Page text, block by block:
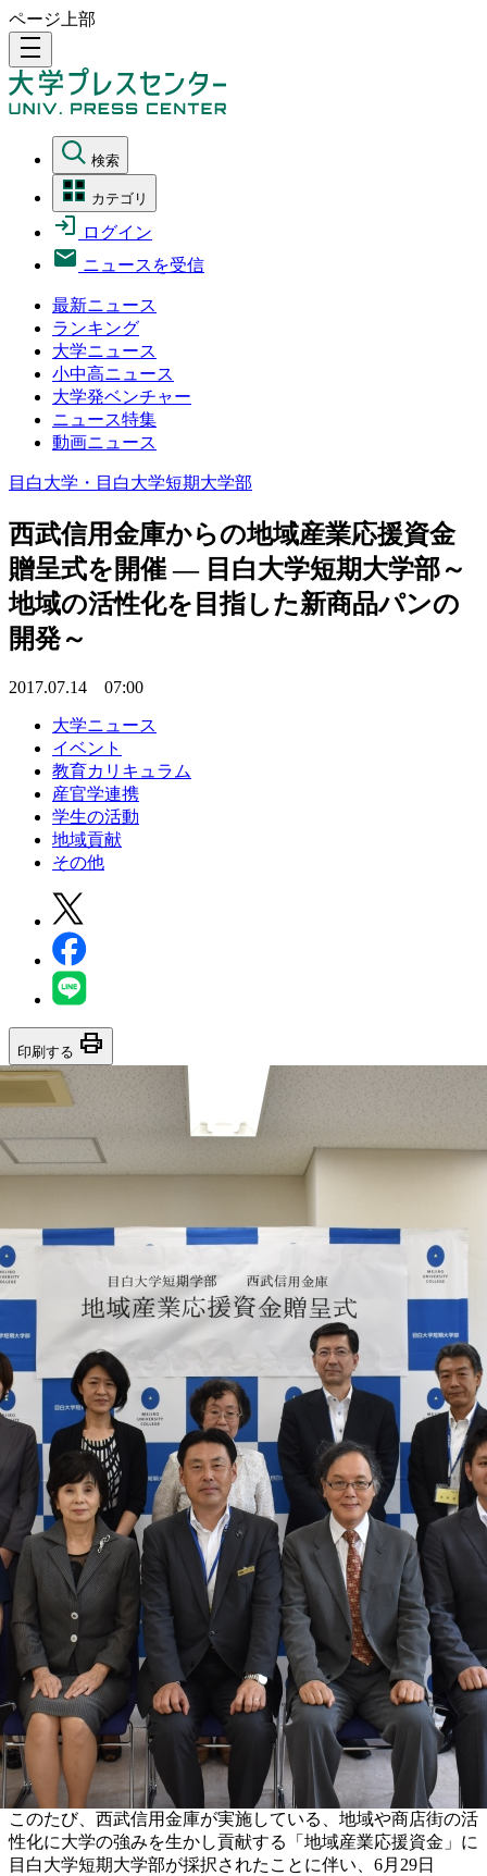
ページ上部
density_medium
検索
カテゴリ
ログイン
ニュースを受信
最新ニュース
ランキング
大学ニュース
小中高ニュース
大学発ベンチャー
ニュース特集
動画ニュース
目白大学・目白大学短期大学部
西武信用金庫からの地域産業応援資金
贈呈式を開催 — 目白大学短期大学部～
地域の活性化を目指した新商品パンの
開発～
2017.07.14 07:00
大学ニュース
イベント
教育カリキュラム
産官学連携
学生の活動
地域貢献
その他
印刷する print
このたび、西武信用金庫が実施している、地域や商店街の活
性化に大学の強みを生かし貢献する「地域産業応援資金」に
目白大学短期大学部が採択されたことに伴い、6月29日